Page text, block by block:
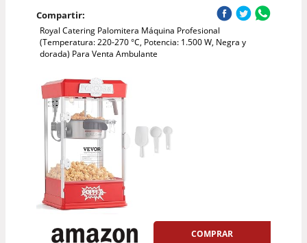
Compartir:
Royal Catering Palomitera Máquina Profesional
(Temperatura: 220-270 °C, Potencia: 1.500 W, Negra y
dorada) Para Venta Ambulante
COMPRAR